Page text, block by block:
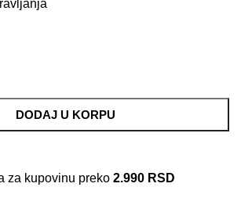
DODAJ U KORPU
za kupovinu preko 2.990 RSD